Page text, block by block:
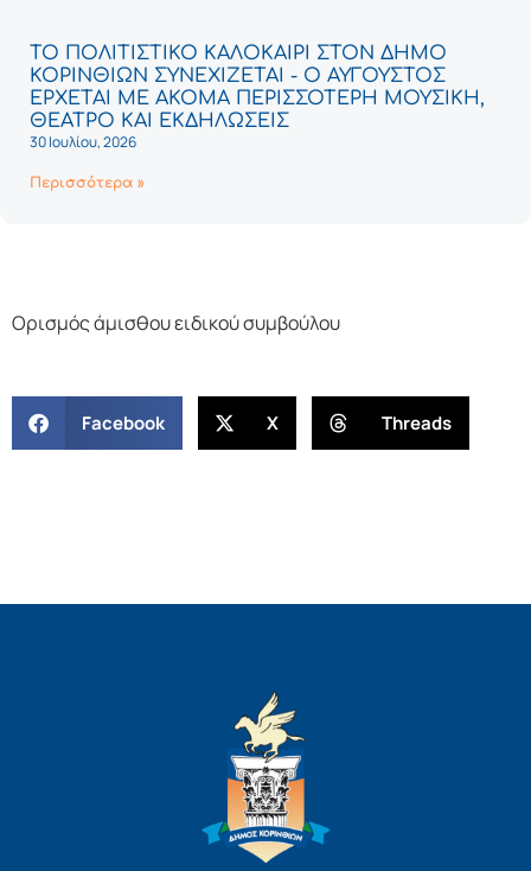
ΤΟ ΠΟΛΙΤΙΣΤΙΚΟ ΚΑΛΟΚΑΙΡΙ ΣΤΟΝ ΔΗΜΟ
ΚΟΡΙΝΘΙΩΝ ΣΥΝΕΧΙΖΕΤΑΙ - Ο ΑΥΓΟΥΣΤΟΣ
ΕΡΧΕΤΑΙ ΜΕ ΑΚΟΜΑ ΠΕΡΙΣΣΟΤΕΡΗ ΜΟΥΣΙΚΗ,
ΘΕΑΤΡΟ ΚΑΙ ΕΚΔΗΛΩΣΕΙΣ
30 Ιουλίου, 2026
Περισσότερα »
Ορισμός άμισθου ειδικού συμβούλου
Facebook X Threads